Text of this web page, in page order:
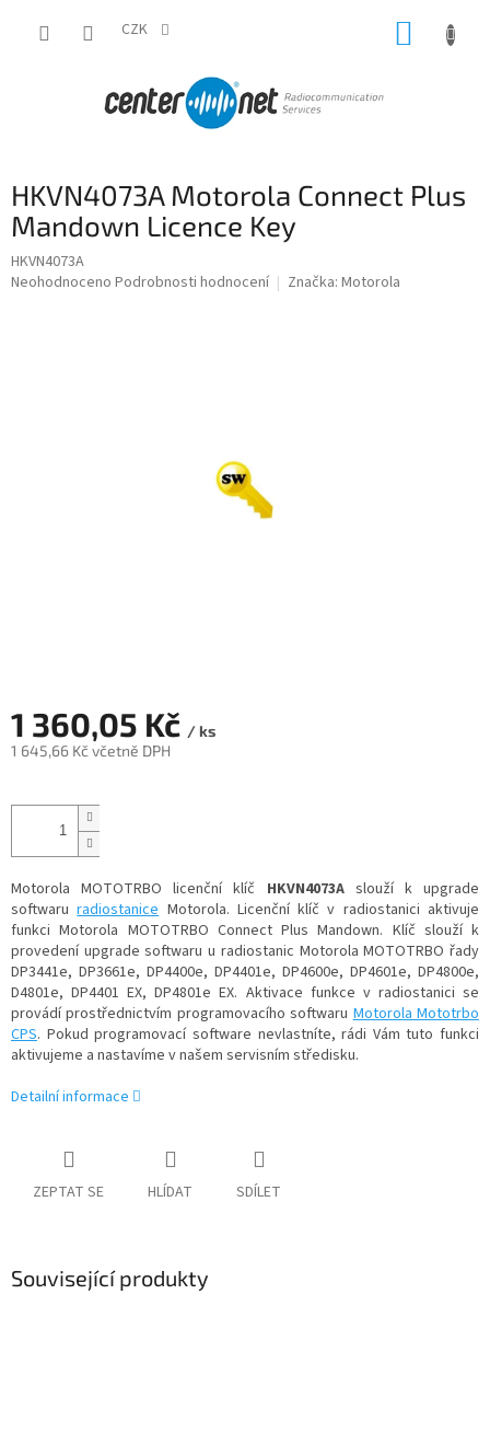
CZK
HKVN4073A Motorola Connect Plus
Mandown Licence Key
HKVN4073A
Průměrné
Neohodnoceno Podrobnosti hodnocení Značka: Motorola
1 360,05 Kč / ks
1 645,66 Kč včetně DPH
cena:
Motorola MOTOTRBO licenční klíč HKVN4073Aslouží k upgrade
softwaruradiostaniceMotorola. Licenční klíč v radiostanici aktivuje
funkci Motorola MOTOTRBO Connect Plus Mandown. Klíč slouží k
provedení upgrade softwaru u radiostanic Motorola MOTOTRBO řady
DP3441e, DP3661e, DP4400e, DP4401e, DP4600e, DP4601e, DP4800e,
D4801e, DP4401 EX, DP4801e EX. Aktivace funkce v radiostanici se
provádí prostřednictvím programovacího softwaruMotorola Mototrbo
CPS. Pokud programovací software nevlastníte, rádi Vám tuto funkci
aktivujeme a nastavíme v našem servisním středisku.
Detailní informace
ZEPTAT SE HLÍDAT SDÍLET
Související produkty